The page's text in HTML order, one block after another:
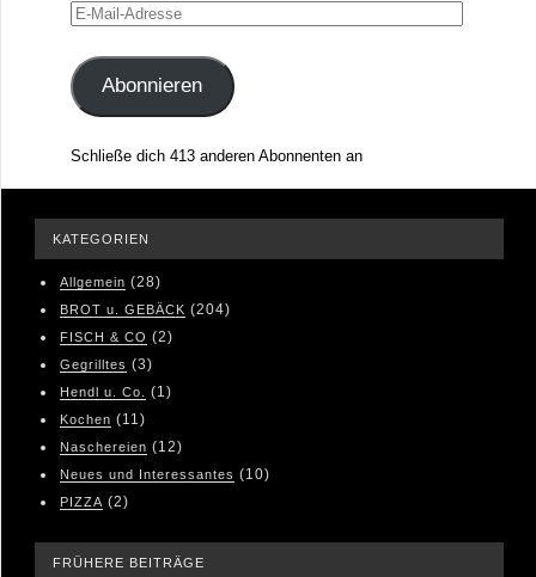
E-
Adresse
Abonnieren
Schließe dich 413 anderen Abonnenten an
KATEGORIEN
Allgemein (28)
BROT u. GEBÄCK (204)
FISCH & CO (2)
Gegrilltes (3)
Hendl u. Co. (1)
Kochen (11)
Naschereien (12)
Neues und Interessantes (10)
PIZZA (2)
FRÜHERE BEITRÄGE